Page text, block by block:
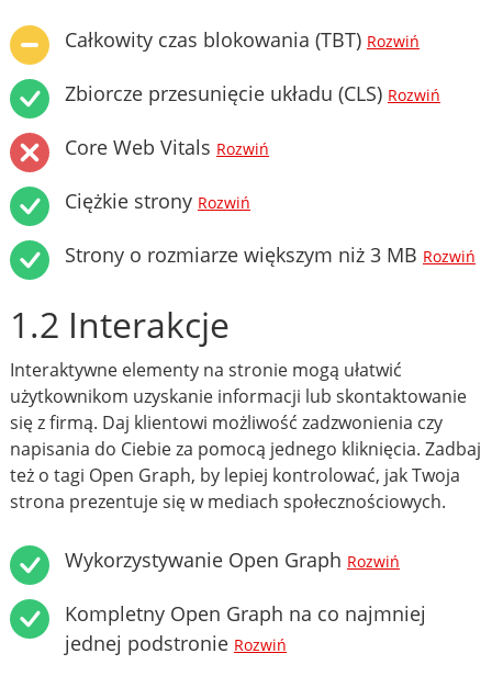
Całkowity czas blokowania (TBT) Rozwiń
Zbiorcze przesunięcie układu (CLS) Rozwiń
Core Web Vitals Rozwiń
Ciężkie strony Rozwiń
Strony o rozmiarze większym niż 3 MB Rozwiń
1.2 Interakcje
Interaktywne elementy na stronie mogą ułatwić
użytkownikom uzyskanie informacji lub skontaktowanie
się z firmą. Daj klientowi możliwość zadzwonienia czy
napisania do Ciebie za pomocą jednego kliknięcia. Zadbaj
też o tagi Open Graph, by lepiej kontrolować, jak Twoja
strona prezentuje się w mediach społecznościowych.
Wykorzystywanie Open Graph Rozwiń
Kompletny Open Graph na co najmniej
jednej podstronie Rozwiń